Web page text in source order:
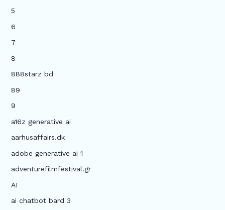
5
6
7
8
888starz bd
89
9
a16z generative ai
aarhusaffairs.dk
adobe generative ai 1
adventurefilmfestival.gr
AI
ai chatbot bard 3